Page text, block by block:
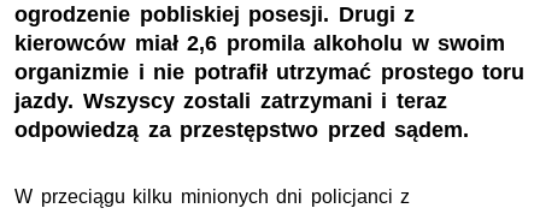
ogrodzenie pobliskiej posesji. Drugi z
kierowców miał 2,6 promila alkoholu w swoim
organizmie i nie potrafił utrzymać prostego toru
jazdy. Wszyscy zostali zatrzymani i teraz
odpowiedzą za przestępstwo przed sądem.
W przeciągu kilku minionych dni policjanci z